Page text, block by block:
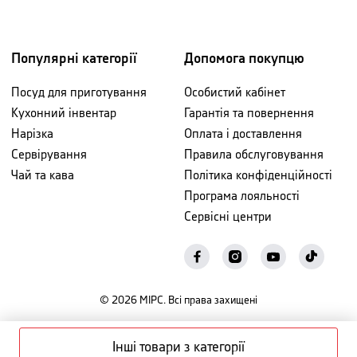
Інші товари з категорії
Популярні категорії
Посуд для приготування
Кухонний інвентар
Нарізка
Сервірування
Чай та кава
Допомога покупцю
Особистий кабінет
Гарантія та повернення
Оплата і доставлення
Правила обслуговування
Політика конфіденційності
Програма лояльності
Сервісні центри
© 2026 МІРС. Всі права захищені